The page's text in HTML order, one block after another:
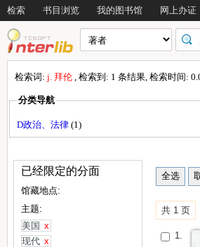
检索 书目浏览 我的图书馆 网上办证
检索词: j. 拜伦 , 检索到: 1 条结果, 检索时间:
分类导航
D政治、法律 (1)
已经限定的分面
馆藏地点:
主题:
美国 x
现代 x
共 1 页
1.